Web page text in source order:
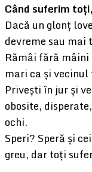
Când suferim
Dacă un glonț
devreme sau
Rămâi fără mâini
mari ca și
Privești în jur și
obosite,
ochi.
Speri? Speră și
greu, dar toți